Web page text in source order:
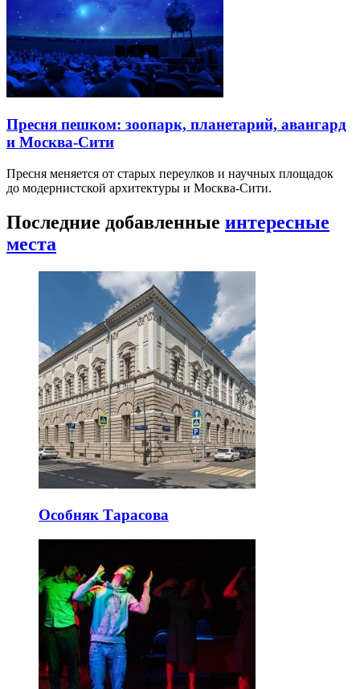
Пресня пешком: зоопарк, планетарий, авангард
и Москва-Сити
Пресня меняется от старых переулков и научных площадок
до модернистской архитектуры и Москва-Сити.
Последние добавленные интересные
места
Особняк Тарасова